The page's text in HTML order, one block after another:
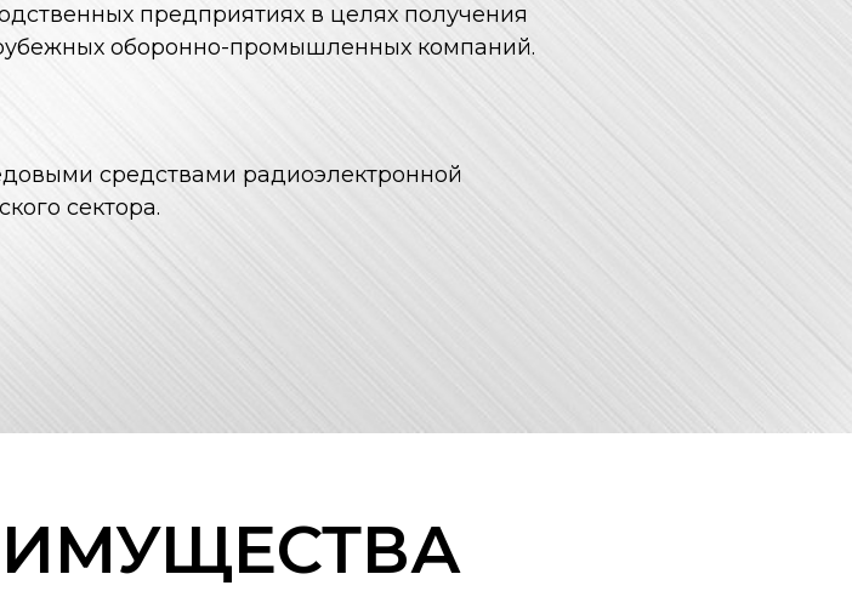
предприятиях в целях получения
оборонно-промышленных компаний.
средствами радиоэлектронной
сектора.